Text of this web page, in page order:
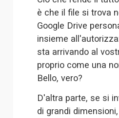
è che il file si trova
Google Drive
insieme
sta arrivando al
proprio come una
Bello, vero?
D'altra parte, se si
di grandi